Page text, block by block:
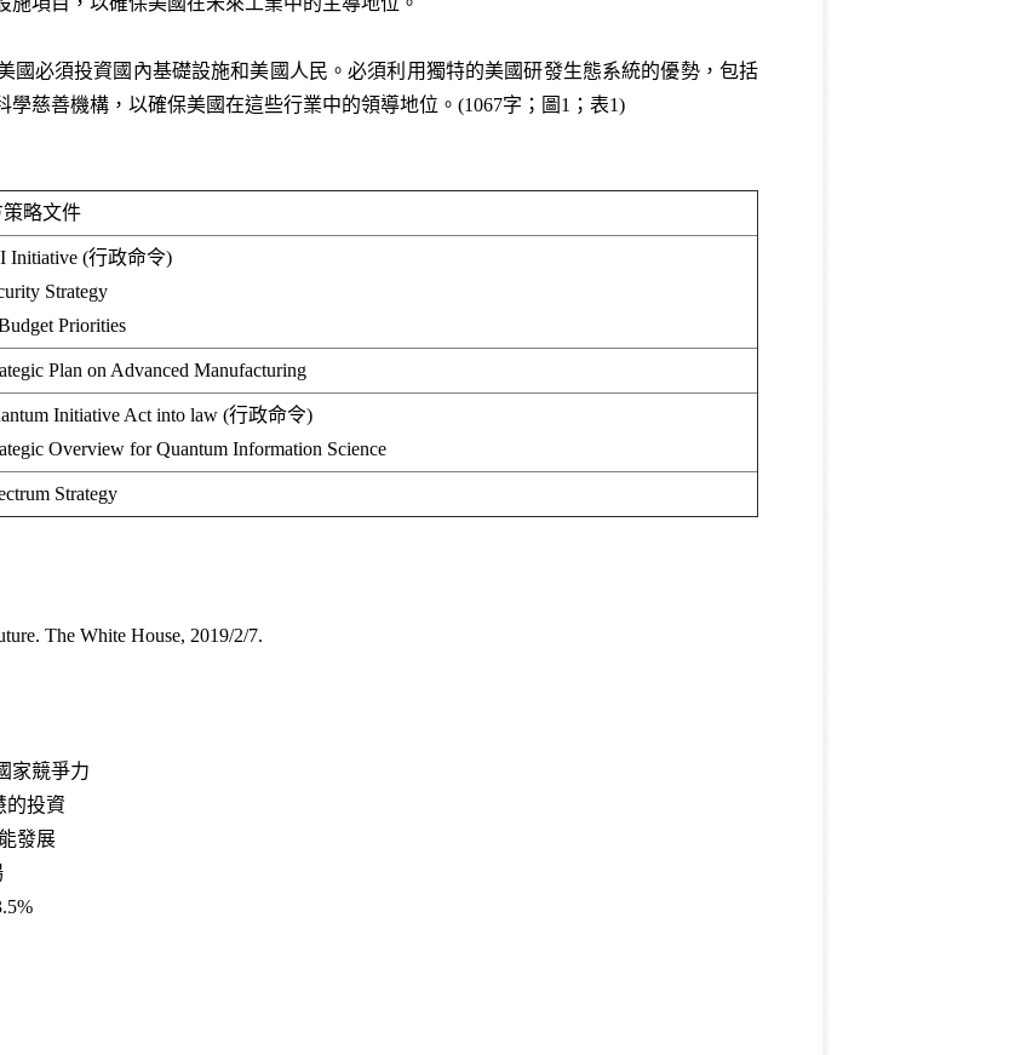
國必須投資國內基礎設施和美國人民。必須利用獨特的美國研發生態系統的優勢，包括
慈善機構，以確保美國在這些行業中的領導地位。(1067字；圖1；表1)
略文件
Initiative (行政命令)
Strategy
Priorities
Plan on Advanced Manufacturing
Initiative Act into law (行政命令)
Overview for Quantum Information Science
Strategy
The White House, 2019/2/7.
家競爭力
的投資
發展